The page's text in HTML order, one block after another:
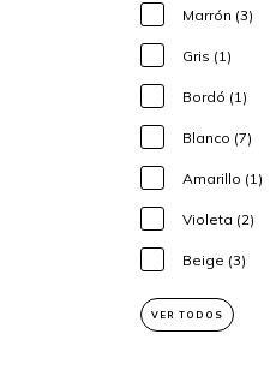
Marrón (3)
Gris (1)
Bordó (1)
Blanco (7)
Amarillo (1)
Violeta (2)
Beige (3)
VER TODOS